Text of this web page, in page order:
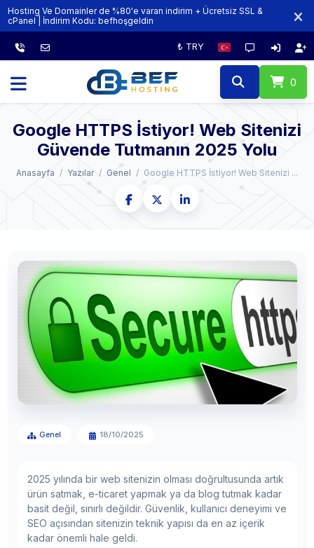
Hosting Ve Domainler de %80'e varan indirim + Ücretsiz SSL &
cPanel | İndirim Kodu:‏‎‏‎ ‏‎‏‎‏‎‏‎‏‎‏‎‏‎‏‎befhoşgeldin
₺ TRY
0
Google HTTPS İstiyor! Web Sitenizi
Güvende Tutmanın 2025 Yolu
Anasayfa Yazılar Genel Google HTTPS İstiyor! Web Sitenizi ...
Genel 18/10/2025
2025 yılında bir web sitenizin olması doğrultusunda artık
ürün satmak, e-ticaret yapmak ya da blog tutmak kadar
basit değil, sınırlı değildir. Güvenlik, kullanıcı deneyimi ve
SEO açısından sitenizin teknik yapısı da en az içerik
kadar önemli hale geldi.